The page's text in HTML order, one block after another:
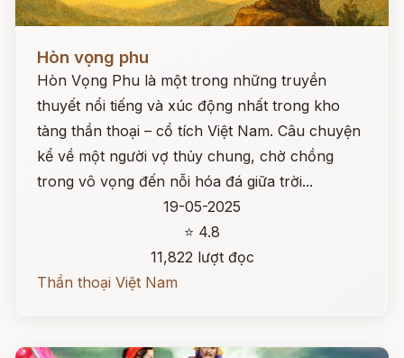
Hòn vọng phu
Hòn Vọng Phu là một trong những truyền
thuyết nổi tiếng và xúc động nhất trong kho
tàng thần thoại – cổ tích Việt Nam. Câu chuyện
kể về một người vợ thủy chung, chờ chồng
trong vô vọng đến nỗi hóa đá giữa trời...
19-05-2025
⭐ 4.8
11,822 lượt đọc
Thần thoại Việt Nam